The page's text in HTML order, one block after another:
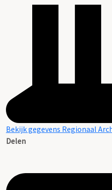
Bekijk gegevens Regionaal
Delen